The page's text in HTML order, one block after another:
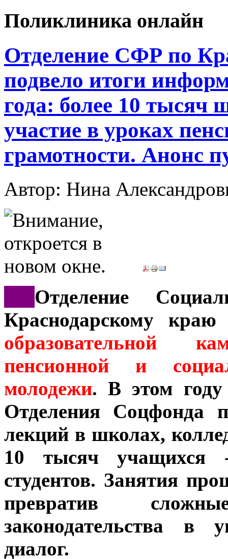
Поликлиника онлайн
Отделение СФР по
подвело итоги
года: более 10 тысяч
участие в уроках
грамотности. Анонс
Автор: Нина
Отделение
Краснодарскому
образовательной
пенсионной и
молодежи. В этом году
Отделения Соцфонда
лекций в школах,
10 тысяч учащихся
студентов. Занятия
превратив
законодательства в
диалог.